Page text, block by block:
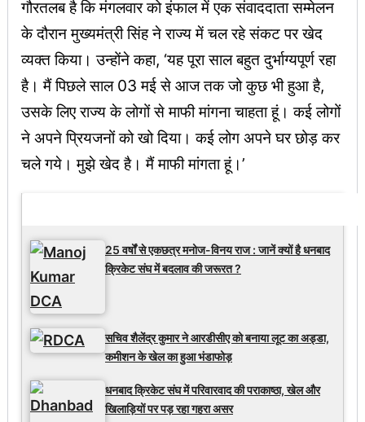
गौरतलब है कि मंगलवार को इंफाल में एक संवाददाता सम्मेलन
के दौरान मुख्यमंत्री सिंह ने राज्य में चल रहे संकट पर खेद
व्यक्त किया। उन्होंने कहा, ‘यह पूरा साल बहुत दुर्भाग्यपूर्ण रहा
है। मैं पिछले साल 03 मई से आज तक जो कुछ भी हुआ है,
उसके लिए राज्य के लोगों से माफी मांगना चाहता हूं। कई लोगों
ने अपने प्रियजनों को खो दिया। कई लोग अपने घर छोड़ कर
चले गये। मुझे खेद है। मैं माफी मांगता हूं।’
25 वर्षों से एकछत्र मनोज-विनय राज : जानें क्यों है धनबाद
क्रिकेट संघ में बदलाव की जरूरत ?
सचिव शैलेंद्र कुमार ने आरडीसीए को बनाया लूट का अड्डा,
कमीशन के खेल का हुआ भंडाफोड़
धनबाद क्रिकेट संघ में परिवारवाद की पराकाष्ठा, खेल और
खिलाड़ियों पर पड़ रहा गहरा असर